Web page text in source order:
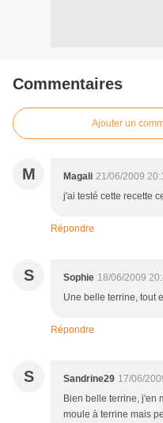
Commentaires
Ajouter un
M Magali 21/06/2009
j'ai testé cette recette
Répondre
S Sophie 18/06/2009
Une belle terrine, tout
Répondre
S Sandrine29 17/06/
Bien belle terrine, j'en
moule à terrine mais